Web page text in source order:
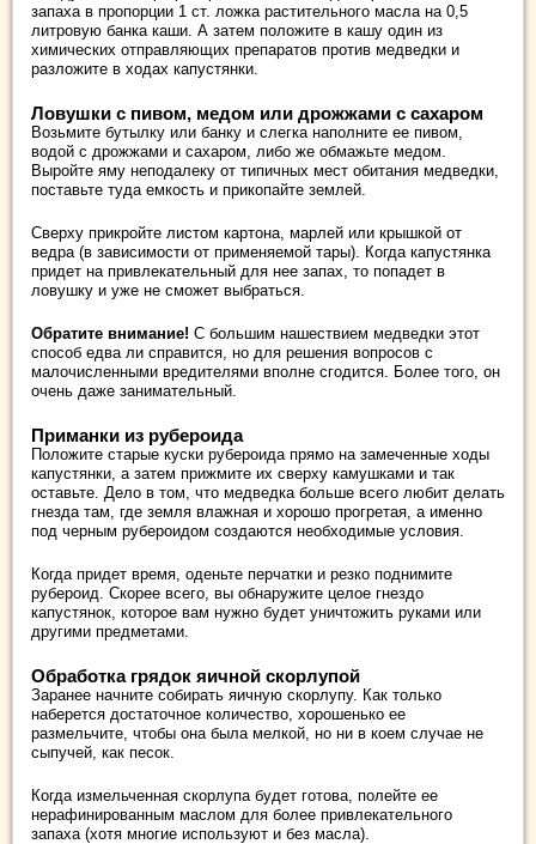
запаха в пропорции 1 ст. ложка растительного масла на 0,5
литровую банка каши. А затем положите в кашу один из
химических отправляющих препаратов против медведки и
разложите в ходах капустянки.
Ловушки с пивом, медом или дрожжами с сахаром
Возьмите бутылку или банку и слегка наполните ее пивом,
водой с дрожжами и сахаром, либо же обмажьте медом.
Выройте яму неподалеку от типичных мест обитания медведки,
поставьте туда емкость и прикопайте землей.
Сверху прикройте листом картона, марлей или крышкой от
ведра (в зависимости от применяемой тары). Когда капустянка
придет на привлекательный для нее запах, то попадет в
ловушку и уже не сможет выбраться.
Обратите внимание! С большим нашествием медведки этот
способ едва ли справится, но для решения вопросов с
малочисленными вредителями вполне сгодится. Более того, он
очень даже занимательный.
Приманки из рубероида
Положите старые куски рубероида прямо на замеченные ходы
капустянки, а затем прижмите их сверху камушками и так
оставьте. Дело в том, что медведка больше всего любит делать
гнезда там, где земля влажная и хорошо прогретая, а именно
под черным рубероидом создаются необходимые условия.
Когда придет время, оденьте перчатки и резко поднимите
рубероид. Скорее всего, вы обнаружите целое гнездо
капустянок, которое вам нужно будет уничтожить руками или
другими предметами.
Обработка грядок яичной скорлупой
Заранее начните собирать яичную скорлупу. Как только
наберется достаточное количество, хорошенько ее
размельчите, чтобы она была мелкой, но ни в коем случае не
сыпучей, как песок.
Когда измельченная скорлупа будет готова, полейте ее
нерафинированным маслом для более привлекательного
запаха (хотя многие используют и без масла).